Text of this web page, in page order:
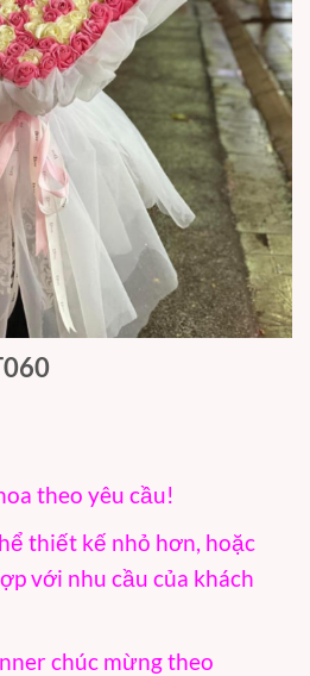
theo yêu cầu!
thiết kế nhỏ hơn, hoặc
với nhu cầu của khách
chúc mừng theo